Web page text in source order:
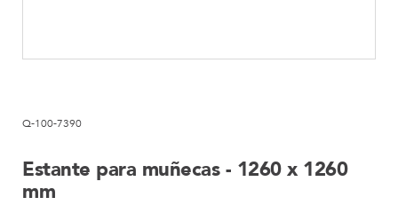
Q-100-7390
Estante para muñecas - 1260 x 1260
mm